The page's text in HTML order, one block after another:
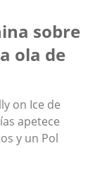
sobre
ola de
on Ice de
apetece
y un Pol